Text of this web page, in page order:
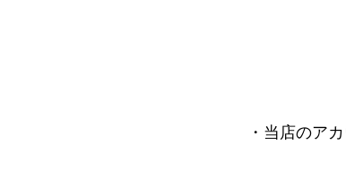
・当店のア